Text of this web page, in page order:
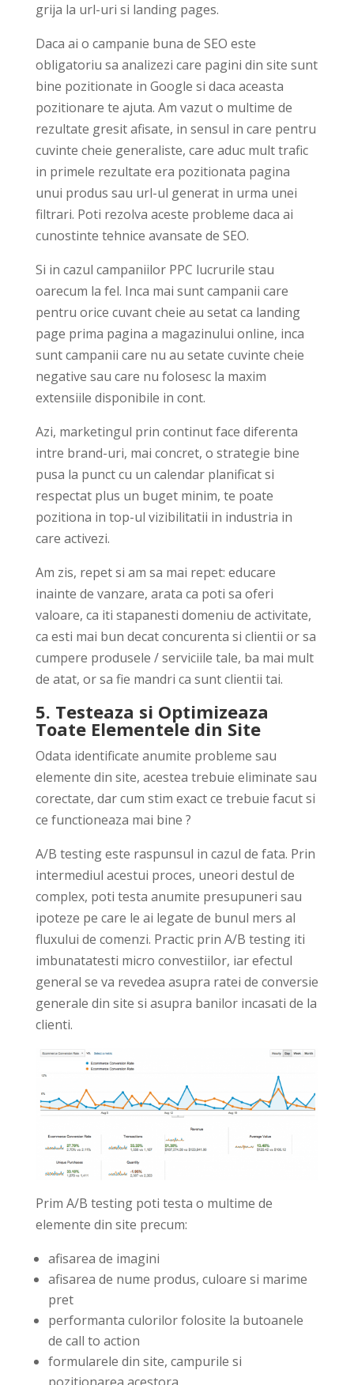
grija la url-uri si landing pages.
Daca ai o campanie buna de SEO este
obligatoriu sa analizezi care pagini din site sunt
bine pozitionate in Google si daca aceasta
pozitionare te ajuta. Am vazut o multime de
rezultate gresit afisate, in sensul in care pentru
cuvinte cheie generaliste, care aduc mult trafic
in primele rezultate era pozitionata pagina
unui produs sau url-ul generat in urma unei
filtrari. Poti rezolva aceste probleme daca ai
cunostinte tehnice avansate de SEO.
Si in cazul campaniilor PPC lucrurile stau
oarecum la fel. Inca mai sunt campanii care
pentru orice cuvant cheie au setat ca landing
page prima pagina a magazinului online, inca
sunt campanii care nu au setate cuvinte cheie
negative sau care nu folosesc la maxim
extensiile disponibile in cont.
Azi, marketingul prin continut face diferenta
intre brand-uri, mai concret, o strategie bine
pusa la punct cu un calendar planificat si
respectat plus un buget minim, te poate
pozitiona in top-ul vizibilitatii in industria in
care activezi.
Am zis, repet si am sa mai repet: educare
inainte de vanzare, arata ca poti sa oferi
valoare, ca iti stapanesti domeniu de activitate,
ca esti mai bun decat concurenta si clientii or sa
cumpere produsele / serviciile tale, ba mai mult
de atat, or sa fie mandri ca sunt clientii tai.
5. Testeaza si Optimizeaza
Toate Elementele din Site
Odata identificate anumite probleme sau
elemente din site, acestea trebuie eliminate sau
corectate, dar cum stim exact ce trebuie facut si
ce functioneaza mai bine ?
A/B testing este raspunsul in cazul de fata. Prin
intermediul acestui proces, uneori destul de
complex, poti testa anumite presupuneri sau
ipoteze pe care le ai legate de bunul mers al
fluxului de comenzi. Practic prin A/B testing iti
imbunatatesti micro convestiilor, iar efectul
general se va revedea asupra ratei de conversie
generale din site si asupra banilor incasati de la
clienti.
Prim A/B testing poti testa o multime de
elemente din site precum:
afisarea de imagini
afisarea de nume produs, culoare si marime
pret
performanta culorilor folosite la butoanele
de call to action
formularele din site, campurile si
pozitionarea acestora